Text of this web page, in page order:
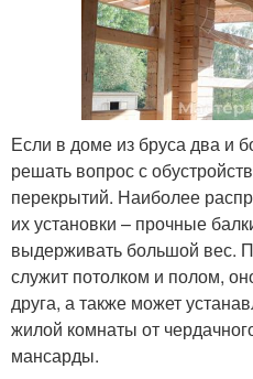
Если в доме из бруса два и
решать вопрос с
перекрытий. Наиболее
их установки – прочные
выдерживать большой вес.
служит потолком и полом,
друга, а также может
жилой комнаты от
мансарды.